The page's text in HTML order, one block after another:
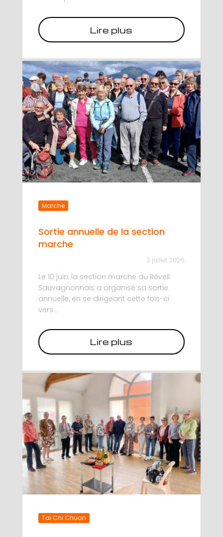
Lire plus
Marche
Sortie annuelle de la section
marche
3 juillet 2026
Le 10 juin, la section marche du Réveil
Sauvagnonnais a organisé sa sortie
annuelle, en se dirigeant cette fois-ci
vers...
Lire plus
Tai Chi Chuan